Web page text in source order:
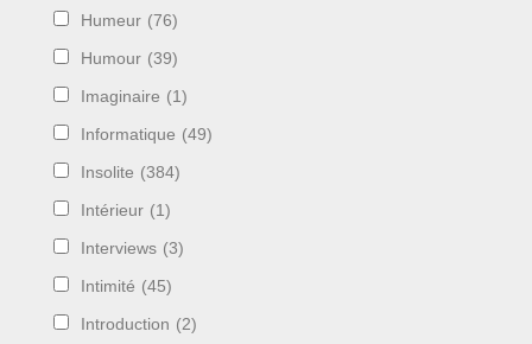
Humeur (76)
Humour (39)
Imaginaire (1)
Informatique (49)
Insolite (384)
Intérieur (1)
Interviews (3)
Intimité (45)
Introduction (2)